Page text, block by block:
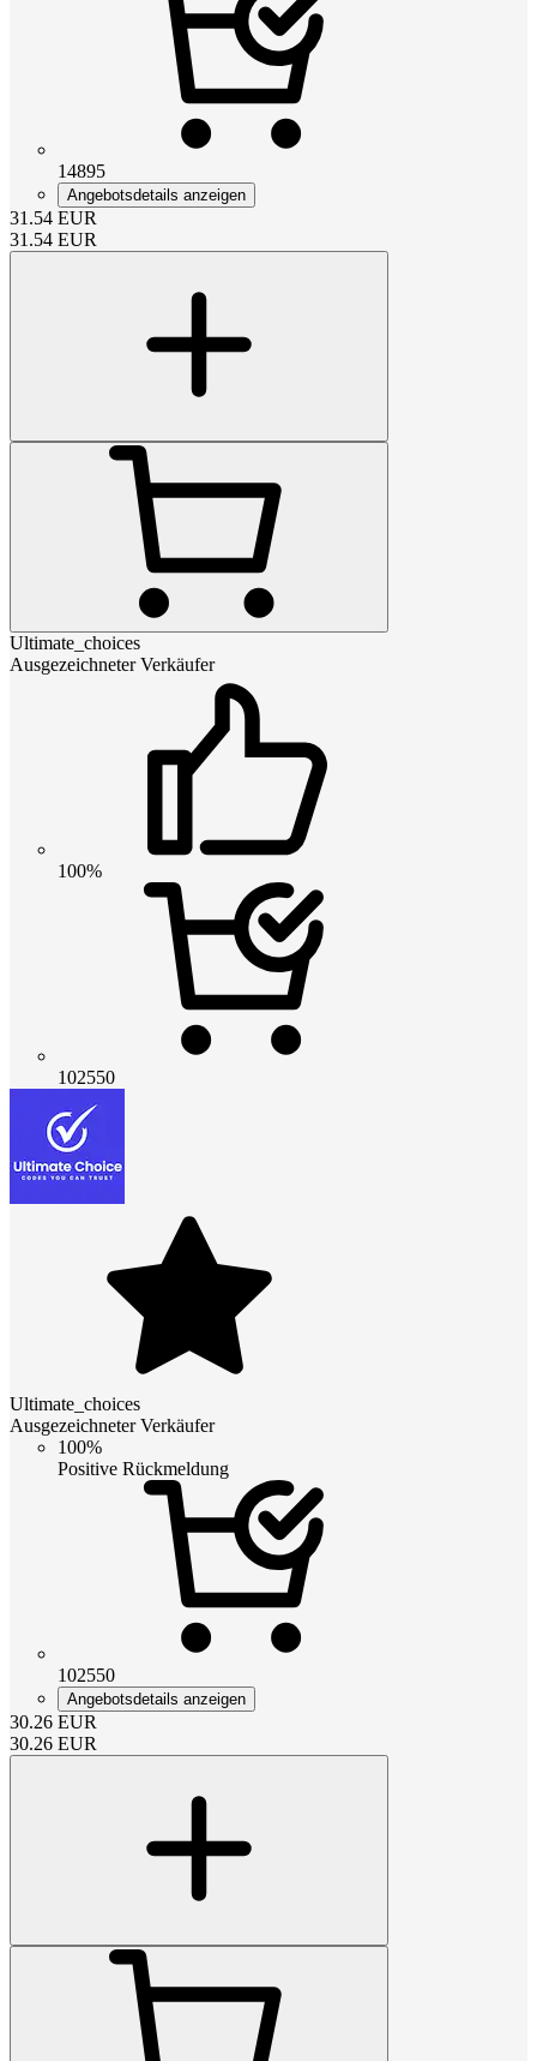
14895
Angebotsdetails anzeigen
31.54 EUR
31.54 EUR
Ultimate_choices
Ausgezeichneter Verkäufer
100%
102550
Ultimate_choices
Ausgezeichneter Verkäufer
100%
Positive Rückmeldung
102550
Angebotsdetails anzeigen
30.26 EUR
30.26 EUR